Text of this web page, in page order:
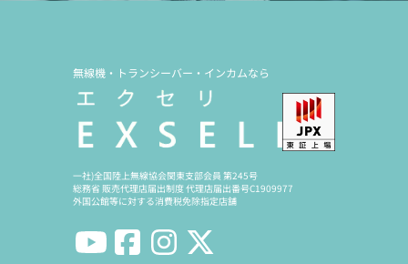
無線機・トランシーバー・インカムなら
一社)全国陸上無線協会関東支部会員 第245号
総務省 販売代理店届出制度 代理店届出番号C1909977
外国公館等に対する消費税免除指定店舗